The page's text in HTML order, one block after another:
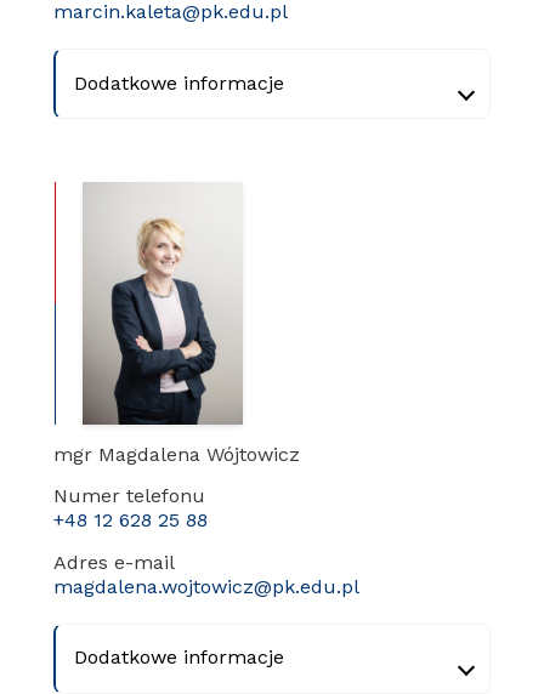
marcin.kaleta@pk.edu.pl
Dodatkowe informacje
mgr Magdalena Wójtowicz
Numer telefonu
+48 12 628 25 88
Adres e-mail
magdalena.wojtowicz@pk.edu.pl
Dodatkowe informacje